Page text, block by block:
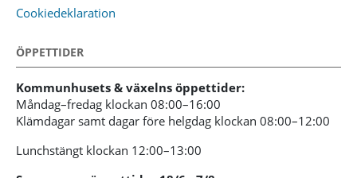
Cookiedeklaration
ÖPPETTIDER
Kommunhusets & växelns öppettider:
Måndag–fredag klockan 08:00–16:00
Klämdagar samt dagar före helgdag klockan 08:00–12:00
Lunchstängt klockan 12:00–13:00